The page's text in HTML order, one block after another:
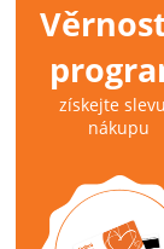
získejte
nákupu